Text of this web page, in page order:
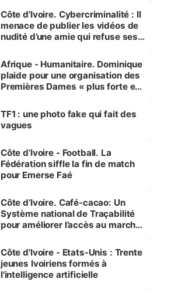
des Transports
Côte d'Ivoire. Cybercriminalité : Il
menace de publier les vidéos de
nudité d’une amie qui refuse ses
Afrique - Humanitaire. Dominique
plaide pour une organisation des
Premières Dames « plus forte et
sur la scène internationale »
TF1 : une photo fake qui fait des
vagues
Côte d’Ivoire - Football. La
Fédération siffle la fin de match
pour Emerse Faé
Côte d’Ivoire. Café-cacao: Un
Système national de Traçabilité
pour améliorer l’accès au marché
Côte d'Ivoire - Etats-Unis : Trente
jeunes Ivoiriens formés à
l'intelligence artificielle